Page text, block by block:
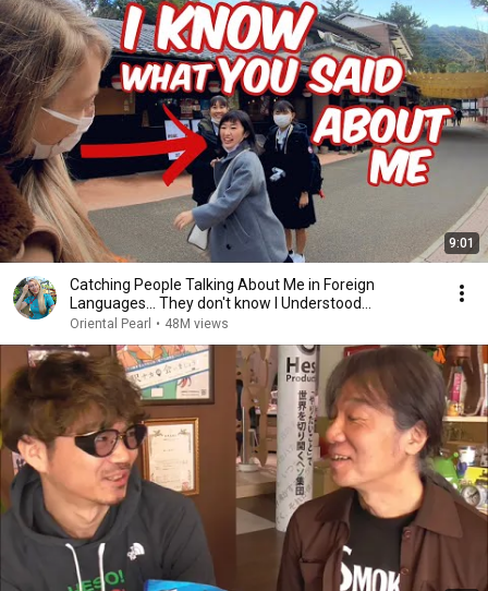
9:01
Catching People Talking About Me in Foreign
Languages... They don't know I Understood
Everything
Oriental Pearl • 48M views